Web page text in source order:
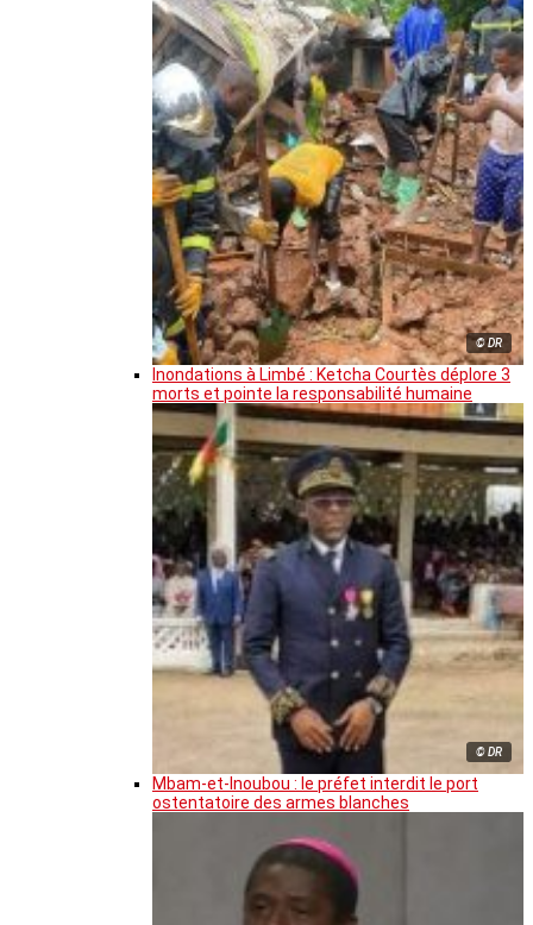
© DR
Inondations à Limbé : Ketcha Courtès déplore 3
morts et pointe la responsabilité humaine
© DR
Mbam-et-Inoubou : le préfet interdit le port
ostentatoire des armes blanches